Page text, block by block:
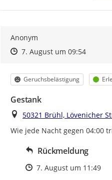
Anonym
Zeitpunkt des Erstellens
Zeitpunkt des Erstellens
7. August um 09:54Zur
Kategorie
Geruchsbelästigung
Gestank
Ort
50321 Brühl, Lövenicher
Wie jede Nacht gegen 04:00
Rückmeldung
Zeitpunkt des Erstellens
7. August um 11:49